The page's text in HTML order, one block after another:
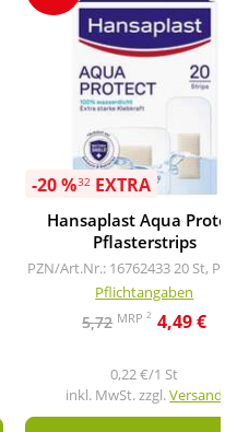
-20 %32EXTRA
Hansaplast Aqua
Pflasterstrips
PZN/Art.Nr.: 1676243320 St,
Pflichtangaben
5,72 MRP2 4,49 €
0,22 €/1 St
inkl. MwSt. zzgl.Versand